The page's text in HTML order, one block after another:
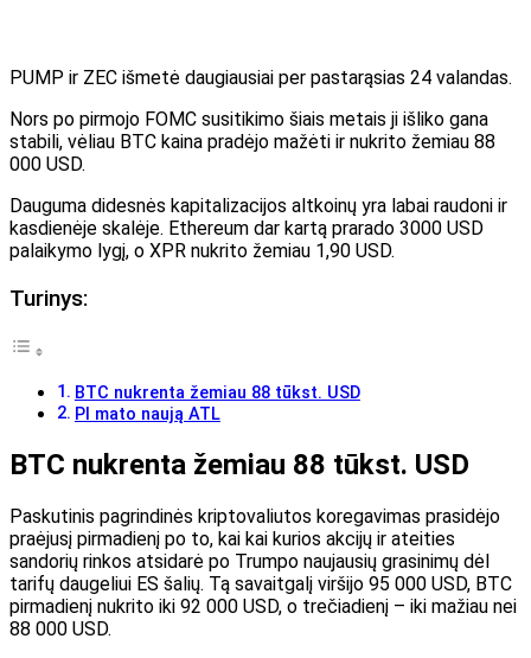
PUMP ir ZEC išmetė daugiausiai per pastarąsias 24 valandas.
Nors po pirmojo FOMC susitikimo šiais metais ji išliko gana
stabili, vėliau BTC kaina pradėjo mažėti ir nukrito žemiau 88
000 USD.
Dauguma didesnės kapitalizacijos altkoinų yra labai raudoni ir
kasdienėje skalėje. Ethereum dar kartą prarado 3000 USD
palaikymo lygį, o XPR nukrito žemiau 1,90 USD.
Turinys:
BTC nukrenta žemiau 88 tūkst. USD
PI mato naują ATL
BTC nukrenta žemiau 88 tūkst. USD
Paskutinis pagrindinės kriptovaliutos koregavimas prasidėjo
praėjusį pirmadienį po to, kai kai kurios akcijų ir ateities
sandorių rinkos atsidarė po Trumpo naujausių grasinimų dėl
tarifų daugeliui ES šalių. Tą savaitgalį viršijo 95 000 USD, BTC
pirmadienį nukrito iki 92 000 USD, o trečiadienį – iki mažiau nei
88 000 USD.